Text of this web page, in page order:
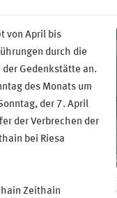
von April bis
durch die
Gedenkstätte an.
des Monats um
der 7. April
der Verbrechen der
bei Riesa
Zeithain